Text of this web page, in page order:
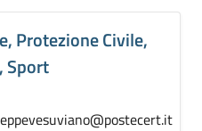
Protezione Civile,
Sport